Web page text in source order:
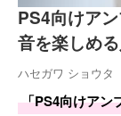
PS4向けア
音を楽しめ
ハセガワ ショウタ
「PS4向けアン